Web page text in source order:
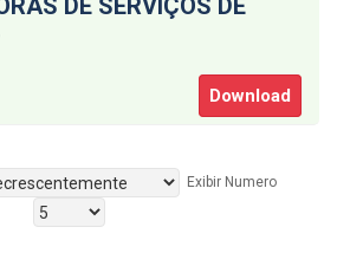
DE SERVIÇOS DE
Download
Exibir Numero